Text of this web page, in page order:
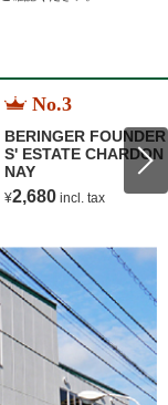
No.3
BERINGER FOUNDER
S' ESTATE CHARDON
NAY
¥2,680 incl. tax